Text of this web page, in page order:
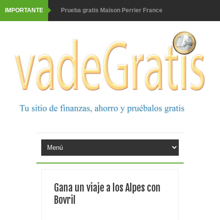
IMPORTANTE Prueba gratis Maison Perrier France
Corona te regala un velero inolvidable en velero y más
premios
Comprar Asevi tiene premio, nevera y un año de
productos
Fuze Tea regala 100 premios al día
Consigue una Nintendo Switch y un viaje con Enjoy
Gana un viaje a los Alpes con
Bovril